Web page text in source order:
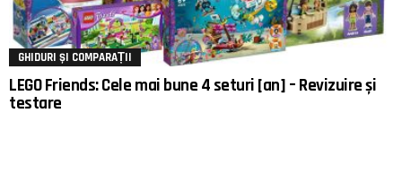
GHIDURI ȘI COMPARAȚII
LEGO Friends: Cele mai bune 4 seturi [an] – Revizuire și
testare